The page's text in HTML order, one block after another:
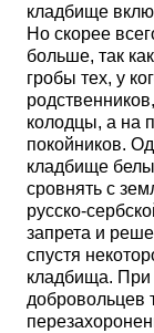
кладбище
Но скорее
больше, так
гробы тех, у
колодцы, а на
покойников.
кладбище
сровнять с
русско-
запрета и
спустя
кладбища. При
добровольцев